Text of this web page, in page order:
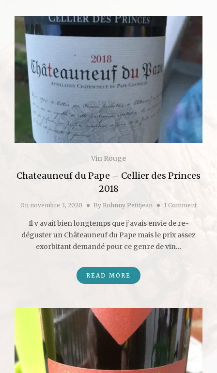
Vin Rouge
Chateauneuf du Pape – Cellier des Princes
2018
On novembre 3, 2020 By Rohnny Petitjean 1 Comment
Il y avait bien longtemps que j’avais envie de re-
déguster un Châteauneuf du Pape mais le prix assez
exorbitant demandé pour ce genre de vin…
READ MORE